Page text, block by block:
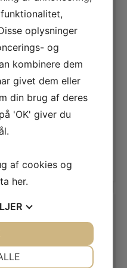
oplysninger
og
kombinere dem
givet dem eller
din brug af deres
'OK' giver du
af cookies og
her.